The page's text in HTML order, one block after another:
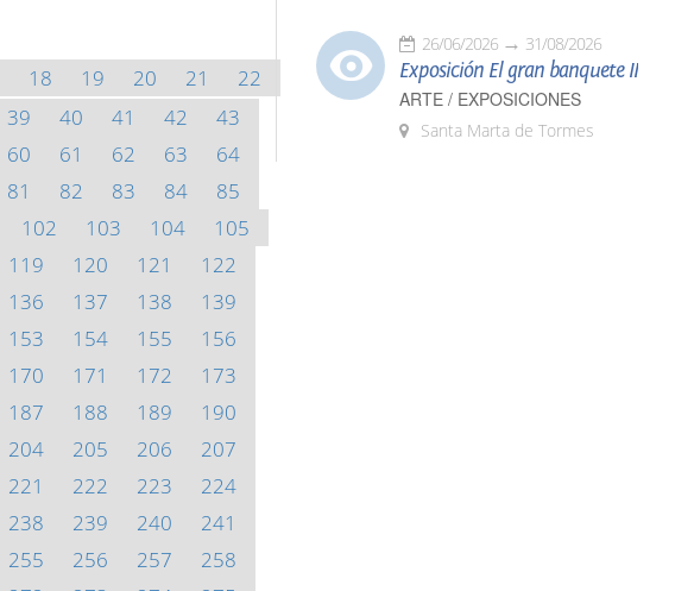
18 19 20 21
22
39 40 41 42
43
60 61 62 63
64
81 82 83 84
85
102 103 104
105
119 120 121
122
136 137 138
139
153 154 155
156
170 171 172
173
187 188 189
190
204 205 206
207
221 222 223
224
238 239 240
241
255 256 257
258
26/06/2026 31/08/2026
Exposición El gran banquete II
ARTE / EXPOSICIONES
Santa Marta de Tormes